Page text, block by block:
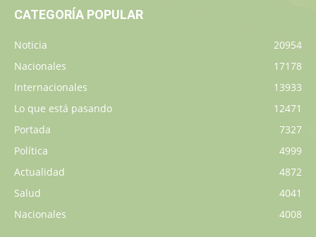
CATEGORÍA POPULAR
Noticia
20954
Nacionales
17178
Internacionales
13933
Lo que está pasando
12471
Portada
7327
Política
4999
Actualidad
4872
Salud
4041
Nacionales
4008